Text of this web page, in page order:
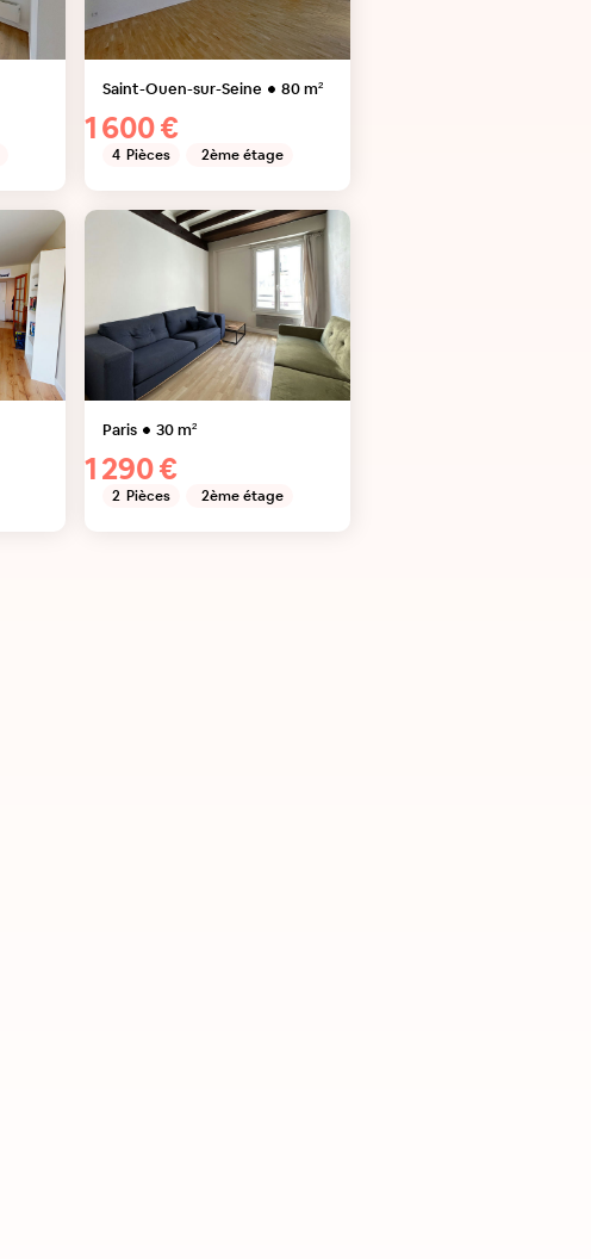
Saint-Ouen-sur-Seine 80m²
1 600 €
4 Pièces 2ème étage
Paris 30m²
1 290 €
2 Pièces 2ème étage